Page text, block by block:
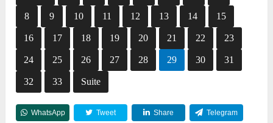
8 9 10 11 12 13 14 15
16 17 18 19 20 21 22 23
24 25 26 27 28 29 30 31
32 33 Suite
WhatsApp Tweet Share Telegram